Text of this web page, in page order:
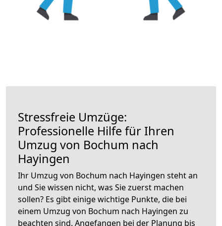
Stressfreie Umzüge:
Professionelle Hilfe für Ihren
Umzug von Bochum nach
Hayingen
Ihr Umzug von Bochum nach Hayingen steht an
und Sie wissen nicht, was Sie zuerst machen
sollen? Es gibt einige wichtige Punkte, die bei
einem Umzug von Bochum nach Hayingen zu
beachten sind. Angefangen bei der Planung bis